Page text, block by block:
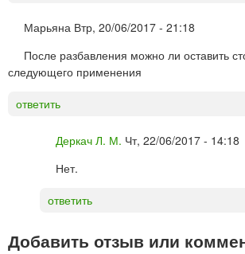
Марьяна Втр, 20/06/2017 - 21:18
После разбавления можно ли оставить
следующего применения
ответить
Деркач Л. М. Чт, 22/06/2017 - 14:18
Нет.
ответить
Добавить отзыв или